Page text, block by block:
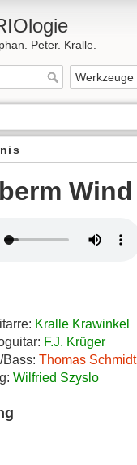
Peter. Kralle.
Wind
Kralle Krawinkel
F.J. Krüger
Bass: Thomas Schmidt
Wilfried Szyslo